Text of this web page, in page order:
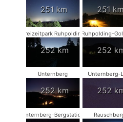
251 km 251
Freizeitpark Ruhpolding
252 km
Ruhpolding-
252
Unternberg
252 km
Unternberg-
252
Unternberg-Bergstation